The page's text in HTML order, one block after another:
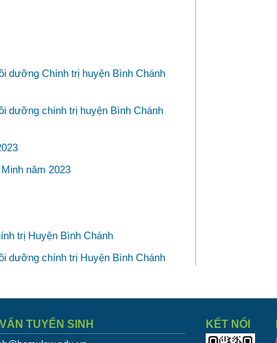
dưỡng Chính trị huyện Bình Chánh
dưỡng chính trị huyện Bình Chánh
năm 2023
trị Huyện Bình Chánh
dưỡng chính trị Huyện Bình Chánh
TUYỂN SINH KẾT NỐI